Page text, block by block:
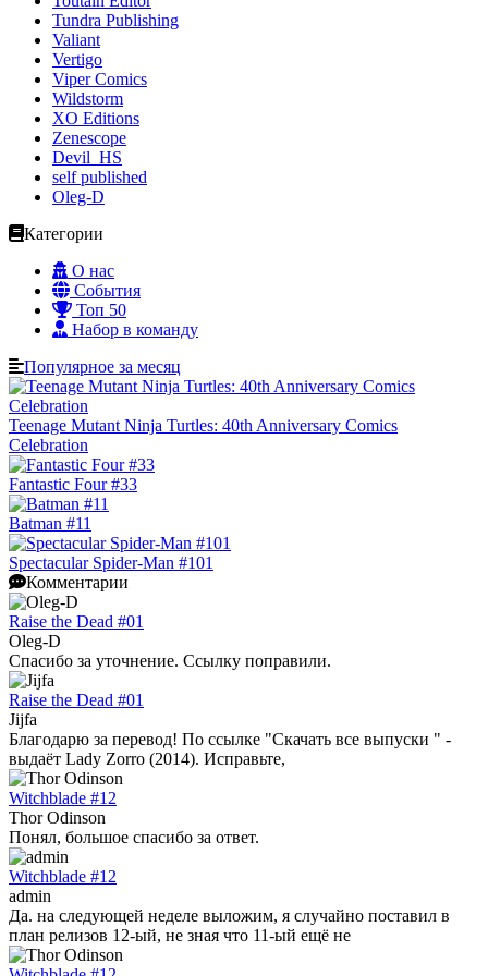
Tundra Publishing
Valiant
Vertigo
Viper Comics
Wildstorm
XO Editions
Zenescope
Devil_HS
self published
Oleg-D
Категории
О нас
События
Топ 50
Набор в команду
Популярное за месяц
Teenage Mutant Ninja Turtles: 40th Anniversary Comics
Celebration
Fantastic Four #33
Batman #11
Spectacular Spider-Man #101
Комментарии
Raise the Dead #01
Oleg-D
Спасибо за уточнение. Ссылку поправили.
Raise the Dead #01
Jijfa
Благодарю за перевод! По ссылке "Скачать все выпуски " -
выдаёт Lady Zorro (2014). Исправьте,
Witchblade #12
Thor Odinson
Понял, большое спасибо за ответ.
Witchblade #12
admin
Да. на следующей неделе выложим, я случайно поставил в
план релизов 12-ый, не зная что 11-ый ещё не